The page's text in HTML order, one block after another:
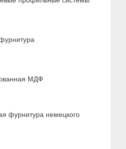
МДФ
фурнитура немецкого